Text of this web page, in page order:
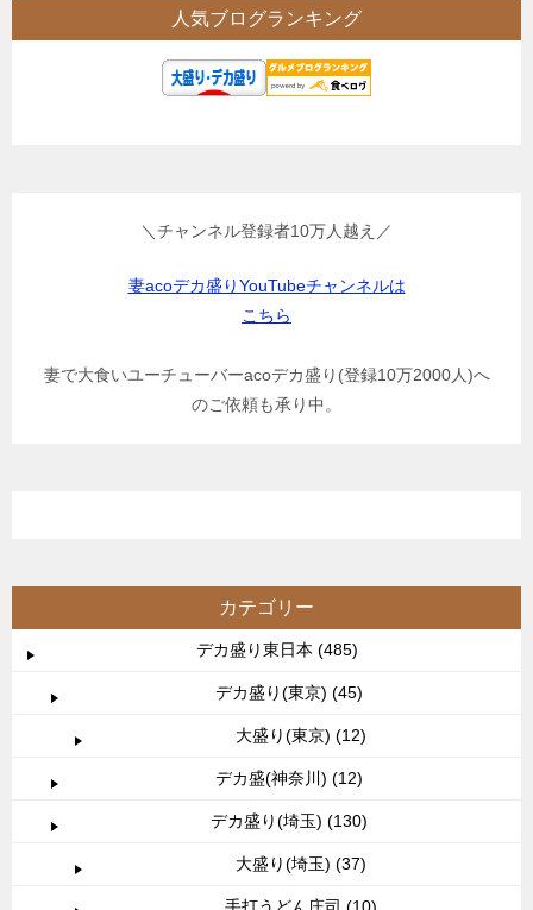
人気ブログランキング
＼チャンネル登録者10万人越え／
妻acoデカ盛りYouTubeチャンネルは
こちら
妻で大食いユーチューバーacoデカ盛り(登録10万2000人)へ
のご依頼も承り中。
カテゴリー
デカ盛り東日本 (485)
デカ盛り(東京) (45)
大盛り(東京) (12)
デカ盛(神奈川) (12)
デカ盛り(埼玉) (130)
大盛り(埼玉) (37)
手打うどん庄司 (10)